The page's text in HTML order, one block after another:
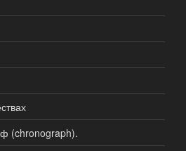
(chronograph).